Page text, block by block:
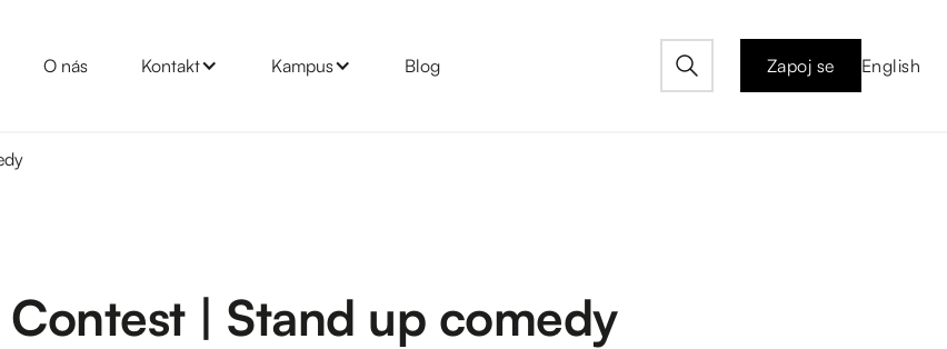
O nás Kontakt Kampus Blog Zapoj se English
| Stand up comedy